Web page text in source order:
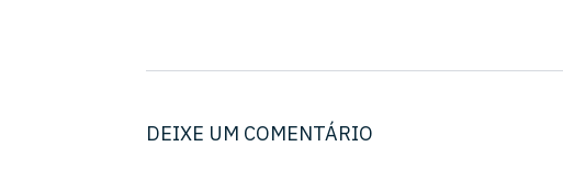
DEIXE UM COMENTÁRIO